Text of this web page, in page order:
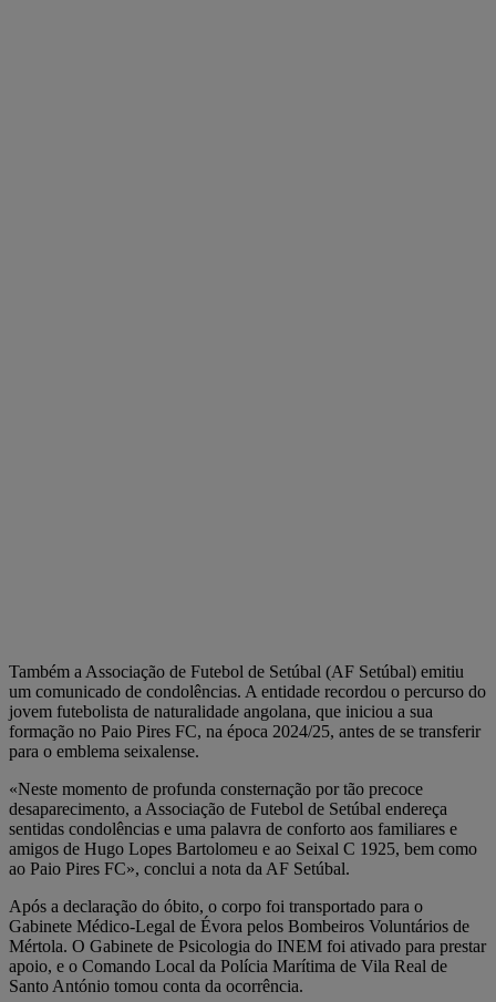
Também a Associação de Futebol de Setúbal (AF Setúbal) emitiu
um comunicado de condolências. A entidade recordou o percurso do
jovem futebolista de naturalidade angolana, que iniciou a sua
formação no Paio Pires FC, na época 2024/25, antes de se transferir
para o emblema seixalense.
«Neste momento de profunda consternação por tão precoce
desaparecimento, a Associação de Futebol de Setúbal endereça
sentidas condolências e uma palavra de conforto aos familiares e
amigos de Hugo Lopes Bartolomeu e ao Seixal C 1925, bem como
ao Paio Pires FC», conclui a nota da AF Setúbal.
Após a declaração do óbito, o corpo foi transportado para o
Gabinete Médico-Legal de Évora pelos Bombeiros Voluntários de
Mértola. O Gabinete de Psicologia do INEM foi ativado para prestar
apoio, e o Comando Local da Polícia Marítima de Vila Real de
Santo António tomou conta da ocorrência.